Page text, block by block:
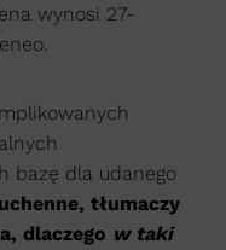
wynosi 27-
bazę dla udanego
tłumaczy
dlaczego w taki